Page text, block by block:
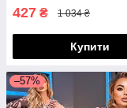
427 ₴ 1 034 ₴
Купити
–57%